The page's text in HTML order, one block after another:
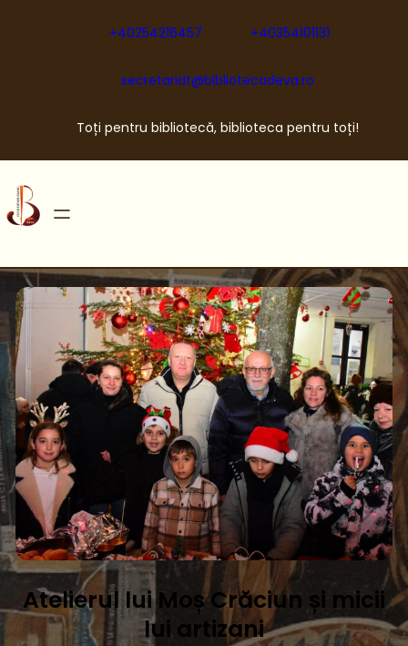
+40254216457 +40354101131
secretariat@bibliotecadeva.ro
Toți pentru bibliotecă, biblioteca pentru toți!
Atelierul lui Moș Crăciun și micii
lui artizani